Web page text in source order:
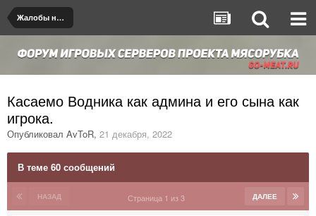
Жалобы на игроков/админов
Касаемо Водника как админа и его сына как
игрока.
Опубликовал AvToR, 21 декабря, 2022
В теме 60 сообщений
НАЗАД ДАЛЕЕ
Страница 1 из 3